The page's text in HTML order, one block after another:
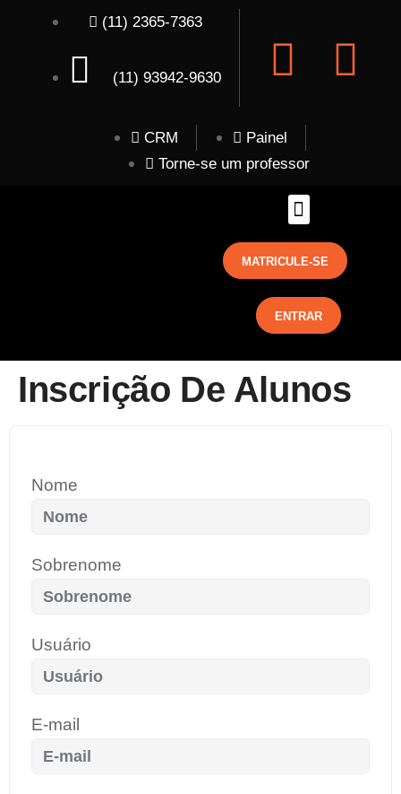
(11) 2365-7363
(11) 93942-9630
CRM
Painel
Torne-se um professor
MATRICULE-SE
ENTRAR
Inscrição De Alunos
Nome
Sobrenome
Usuário
E-mail